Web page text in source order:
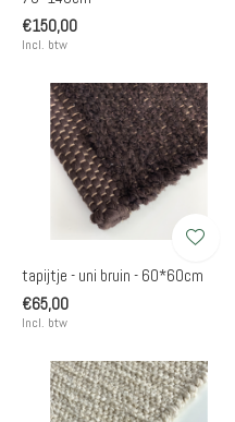
€150,00
Incl. btw
tapijtje - uni bruin - 60*60cm
€65,00
Incl. btw